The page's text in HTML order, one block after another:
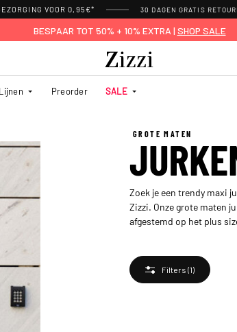
VOOR 0,95€* 30 DAGEN GRATIS
BESPAAR TOT 50% + 10% EXTRA | SHOP SALE
Lijnen Preorder SALE
GROTE MATEN
Zoek je een trendy maxi
Zizzi. Onze grote maten
afgestemd op het plus
Filters (1)